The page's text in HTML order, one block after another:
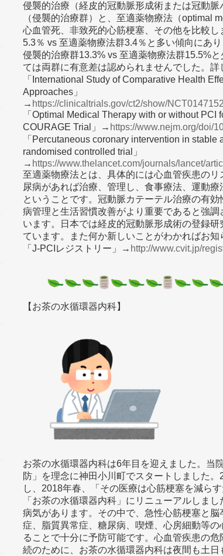
侵襲的治療（経皮的冠動脈形成術または冠動
（侵襲的治療群）と、至適薬物療法（optimal
心血管死、非致死的心筋梗塞、その他を比較
5.3％ vs 至適薬物療法群3.4％と多い傾向にあ
侵襲的治療群13.3% vs 至適薬物療法群15.5%
ては両群に有意差は認められませんでした。詳
「International Study of Comparative Health
Approaches」
→ https://clinicaltrials.gov/ct2/show/
「Optimal Medical Therapy with or without PCI
COURAGE Trial」→ https://www.nejm.org/doi/
「Percutaneous coronary intervention in
randomised controlled trial」
→ https://www.thelancet.com/journals/lancet/
至適薬物療法とは、具体的には心血管疾患の
尿病があれば治療、管理し、食事療法、運動
ということです。冠動脈カテーテル治療の有
病管理と生活習慣改善がより重要であると強
います。日本では経皮的冠動脈形成術の登録
ています。また何か新しいことがわかればお知
「J-PCIレジストリー」→ http://www.cvit.jp/
【お茶の水循環器内科】
お茶の水循環器内科は6年目を迎えました。当
防」を理念に神田小川町でスタートしました
し、2018年春、「その医療は心筋梗塞を減ら
「お茶の水循環器内科」にリニューアルしま
病気があります。その中で、急性心筋梗塞と
症、脂質異常症、糖尿病、喫煙、心房細動等
ることで十分に予防可能です。心血管疾患の
続のために、お茶の水循環器内科は夜間も土